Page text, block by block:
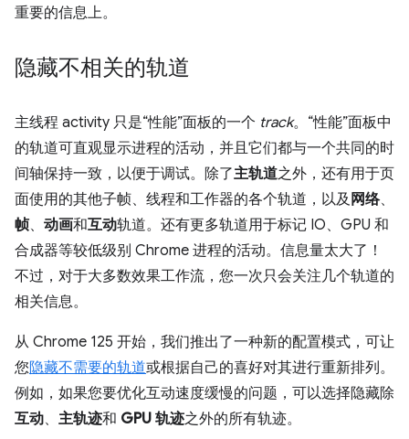
重要的信息上。
隐藏不相关的轨道
主线程 activity 只是“性能”面板的一个 track。“性能”面板中
的轨道可直观显示进程的活动，并且它们都与一个共同的时
间轴保持一致，以便于调试。除了主轨道之外，还有用于页
面使用的其他子帧、线程和工作器的各个轨道，以及 网络、
帧、 动画和互动轨道。还有更多轨道用于标记 IO、GPU 和
合成器等较低级别 Chrome 进程的活动。信息量太大了！
不过，对于大多数效果工作流，您一次只会关注几个轨道的
相关信息。
从 Chrome 125 开始，我们推出了一种新的配置模式，可让
您隐藏不需要的轨道或根据自己的喜好对其进行重新排列。
例如，如果您要优化互动速度缓慢的问题，可以选择隐藏除
互动、 主轨迹和 GPU 轨迹之外的所有轨迹。